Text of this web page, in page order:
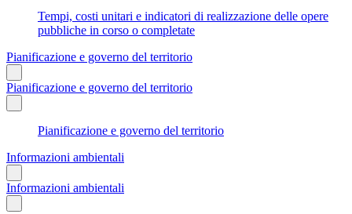
Tempi, costi unitari e indicatori di realizzazione delle opere
pubbliche in corso o completate
Pianificazione e governo del territorio
Pianificazione e governo del territorio
Pianificazione e governo del territorio
Informazioni ambientali
Informazioni ambientali